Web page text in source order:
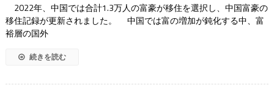
2022年、中国では合計1.3万人の富豪が移住を選択し、中国富豪の
移住記録が更新されました。 中国では富の増加が鈍化する中、富
裕層の国外
続きを読む